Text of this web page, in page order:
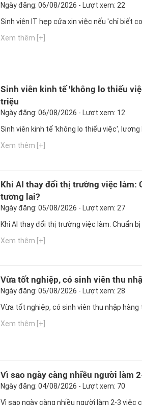
Ngày đăng: 06/08/2026 - Lượt xem: 22
Sinh viên IT hẹp cửa xin việc nếu 'chỉ biết
Xem thêm [+]
Sinh viên kinh tế 'không lo thiếu
triệu
Ngày đăng: 06/08/2026 - Lượt xem: 12
Sinh viên kinh tế 'không lo thiếu việc',
Xem thêm [+]
Khi AI thay đổi thị trường việc làm:
tương lai?
Ngày đăng: 05/08/2026 - Lượt xem: 27
Khi AI thay đổi thị trường việc làm: Chuẩn
Xem thêm [+]
Vừa tốt nghiệp, có sinh viên thu
Ngày đăng: 05/08/2026 - Lượt xem: 28
Vừa tốt nghiệp, có sinh viên thu nhập
Xem thêm [+]
Vì sao ngày càng nhiều người làm
Ngày đăng: 04/08/2026 - Lượt xem: 70
Vì sao ngày càng nhiều người làm 2-3 việc